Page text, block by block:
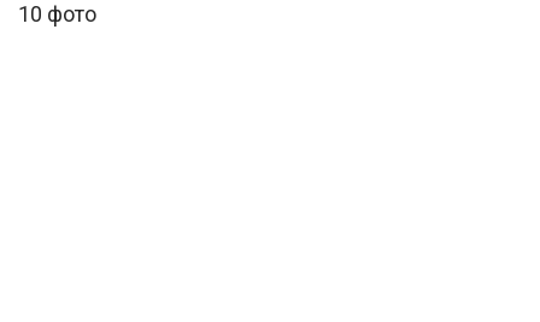
10 фото